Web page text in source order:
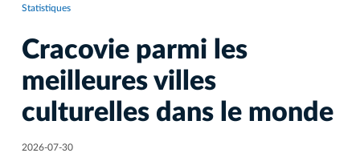
Statistiques
Cracovie parmi les
meilleures villes
culturelles dans le monde
2026-07-30